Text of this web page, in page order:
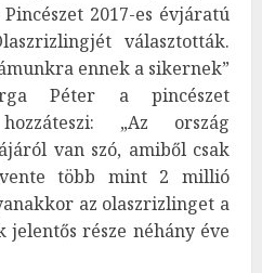
2017-es évjáratú
választották.
ennek a sikernek”
Péter a pincészet
„Az ország
van szó, amiből csak
több mint 2 millió
az olaszrizlinget a
jelentős része néhány éve